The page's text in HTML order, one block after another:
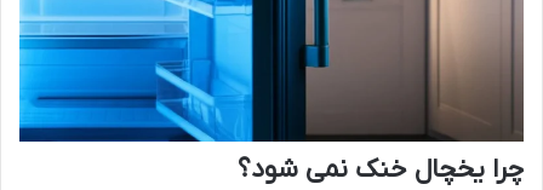
چرا یخچال خنک نمی شود؟